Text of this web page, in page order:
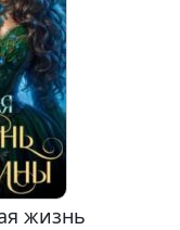
жизнь